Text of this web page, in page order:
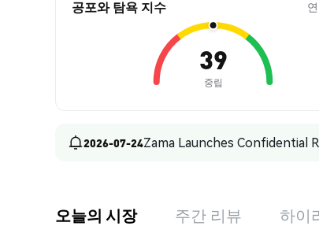
공포와 탐욕 지수
39
중립
2026-07-24Zama Launches Confidential
오늘의 시장 주간 리뷰 하이